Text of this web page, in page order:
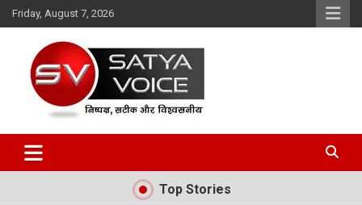
Skip
to
Friday, August 7, 2026
Satya Voice
Top Stories